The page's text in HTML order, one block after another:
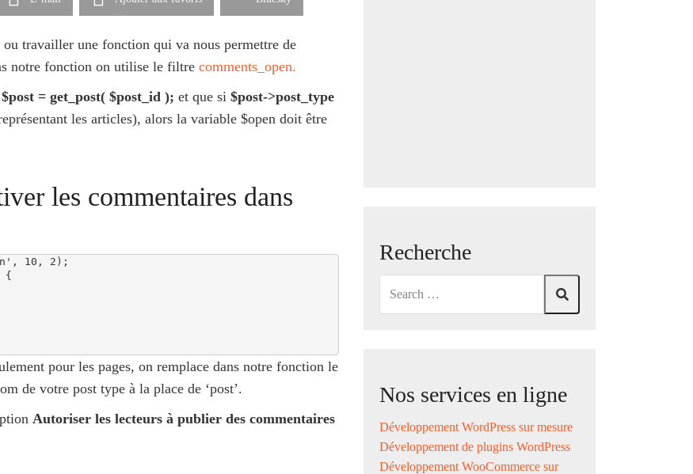
travailler une fonction qui va nous permettre de
notre fonction on utilise le filtre comments_open.
$post = get_post( $post_id ); et que si $post->post_type
les articles), alors la variable $open doit être
les commentaires dans
10, 2);
{
pour les pages, on remplace dans notre fonction le
de votre post type à la place de ‘post’.
Autoriser les lecteurs à publier des commentaires
Recherche
Nos services en ligne
Développement WordPress sur mesure
Développement de plugins WordPress
Développement WooCommerce sur